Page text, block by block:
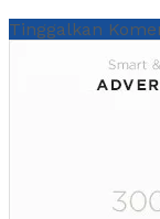
Tinggalkan